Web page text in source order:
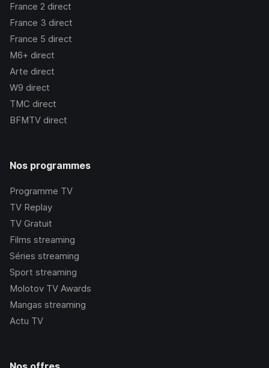
France 2 direct
France 3 direct
France 5 direct
M6+ direct
Arte direct
W9 direct
TMC direct
BFMTV direct
Nos programmes
Programme TV
TV Replay
TV Gratuit
Films streaming
Séries streaming
Sport streaming
Molotov TV Awards
Mangas streaming
Actu TV